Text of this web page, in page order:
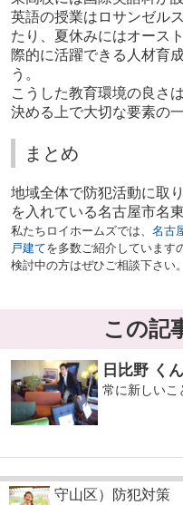
英語の授業はロサンゼル
たり、夏休みにはオース
際的に活躍できる人材育
う。
こうした教育環境の良さ
決める上で大切な要素の
まとめ
地域全体で防犯活動に取
を入れている名古屋市名東
私たちロイホームズでは、 名古
戸建てを多数ご紹介しています
検討中の方はぜひご相談下さい。
この記
日比野 くん
常に新しいこ
守山区）防犯対策